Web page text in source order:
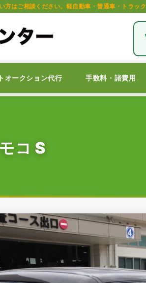
自動車・普通車・トラック・重機まで全国対応。
オークション代行 手数料・諸費用
コ S